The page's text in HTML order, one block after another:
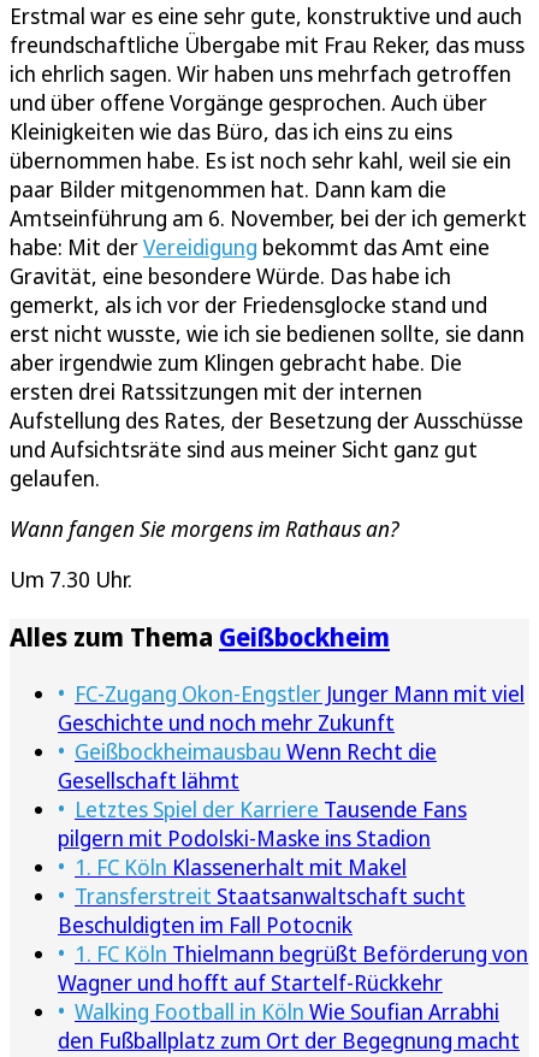
Erstmal war es eine sehr gute, konstruktive und auch
freundschaftliche Übergabe mit Frau Reker, das muss
ich ehrlich sagen. Wir haben uns mehrfach getroffen
und über offene Vorgänge gesprochen. Auch über
Kleinigkeiten wie das Büro, das ich eins zu eins
übernommen habe. Es ist noch sehr kahl, weil sie ein
paar Bilder mitgenommen hat. Dann kam die
Amtseinführung am 6. November, bei der ich gemerkt
habe: Mit derVereidigung bekommt das Amt eine
Gravität, eine besondere Würde. Das habe ich
gemerkt, als ich vor der Friedensglocke stand und
erst nicht wusste, wie ich sie bedienen sollte, sie dann
aber irgendwie zum Klingen gebracht habe. Die
ersten drei Ratssitzungen mit der internen
Aufstellung des Rates, der Besetzung der Ausschüsse
und Aufsichtsräte sind aus meiner Sicht ganz gut
gelaufen.
Wann fangen Sie morgens im Rathaus an?
Um 7.30 Uhr.
Alles zum Thema Geißbockheim
FC-Zugang Okon-Engstler Junger Mann mit viel
Geschichte und noch mehr Zukunft
Geißbockheimausbau Wenn Recht die
Gesellschaft lähmt
Letztes Spiel der Karriere Tausende Fans
pilgern mit Podolski-Maske ins Stadion
1. FC Köln Klassenerhalt mit Makel
Transferstreit Staatsanwaltschaft sucht
Beschuldigten im Fall Potocnik
1. FC Köln Thielmann begrüßt Beförderung von
Wagner und hofft auf Startelf-Rückkehr
Walking Football in Köln Wie Soufian Arrabhi
den Fußballplatz zum Ort der Begegnung macht